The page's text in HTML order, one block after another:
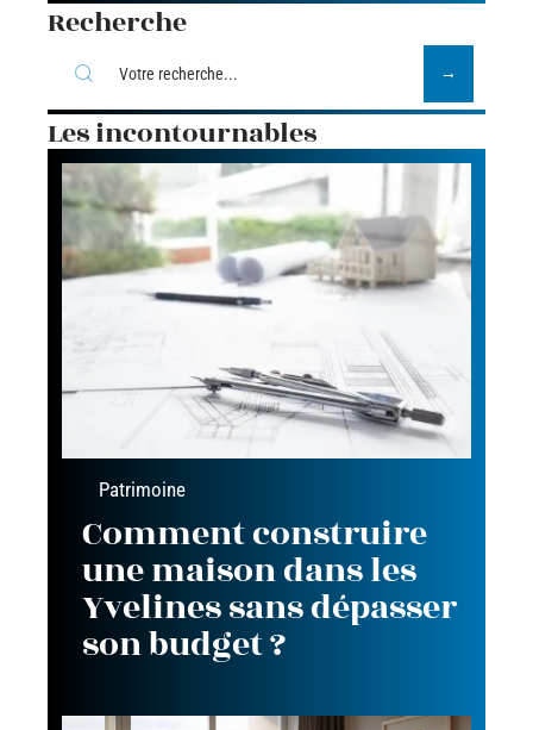
Recherche
Les incontournables
Patrimoine
Comment construire
une maison dans les
Yvelines sans dépasser
son budget ?